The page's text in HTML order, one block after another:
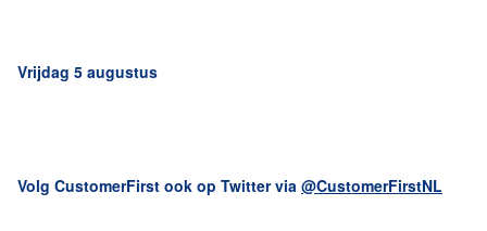
Vrijdag 5 augustus
Volg CustomerFirst ook op Twitter via @CustomerFirstNL